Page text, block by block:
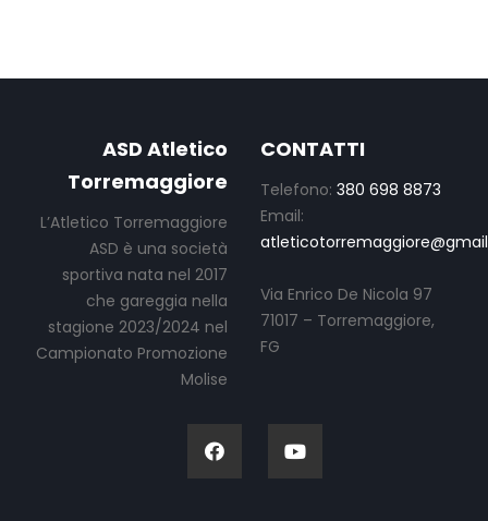
ASD Atletico
Torremaggiore
L’Atletico Torremaggiore
ASD è una società
sportiva nata nel 2017
che gareggia nella
stagione 2023/2024 nel
Campionato Promozione
Molise
CONTATTI
Telefono: 380 698 8873
Email:
Via Enrico De Nicola 97
71017 – Torremaggiore,
FG